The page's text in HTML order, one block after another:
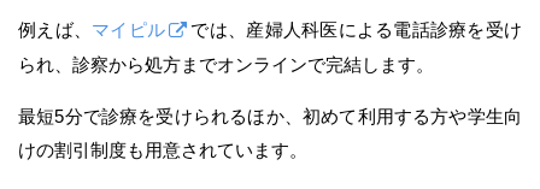
例えば、 マイピル
では、産婦人科医による電話診療を受け
られ、診察から処方までオンラインで完結します。
最短5分で診療を受けられるほか、初めて利用する方や学生向
けの割引制度も用意されています。